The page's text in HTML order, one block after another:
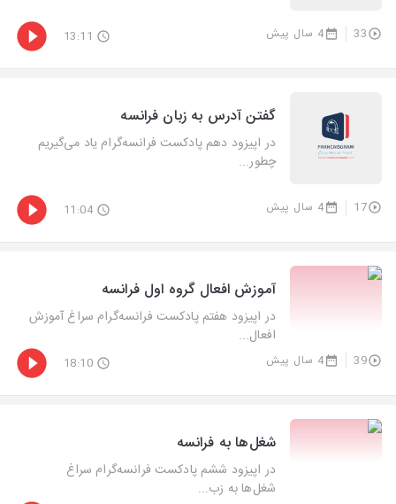
33 4 سال پیش 13:11
گفتن آدرس به زبان فرانسه
در اپیزود دهم پادکست فرانسه‌گرام یاد می‌گیریم
چطور...
17 4 سال پیش 11:04
آموزش افعال گروه اول فرانسه
در اپیزود هفتم پادکست فرانسه‌گرام سراغ آموزش
افعال...
39 4 سال پیش 18:10
شغل‌ها به فرانسه
در اپیزود ششم پادکست فرانسه‌گرام سراغ
شغل‌ها به زب...